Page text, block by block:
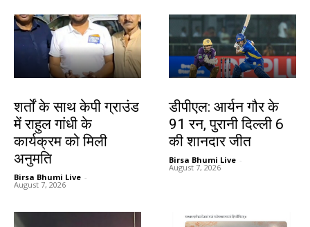
शर्तों के साथ केपी ग्राउंड
में राहुल गांधी के
कार्यक्रम को मिली
अनुमति
Birsa Bhumi Live -
August 7, 2026
डीपीएल: आर्यन गौर के
91 रन, पुरानी दिल्ली 6
की शानदार जीत
Birsa Bhumi Live -
August 7, 2026